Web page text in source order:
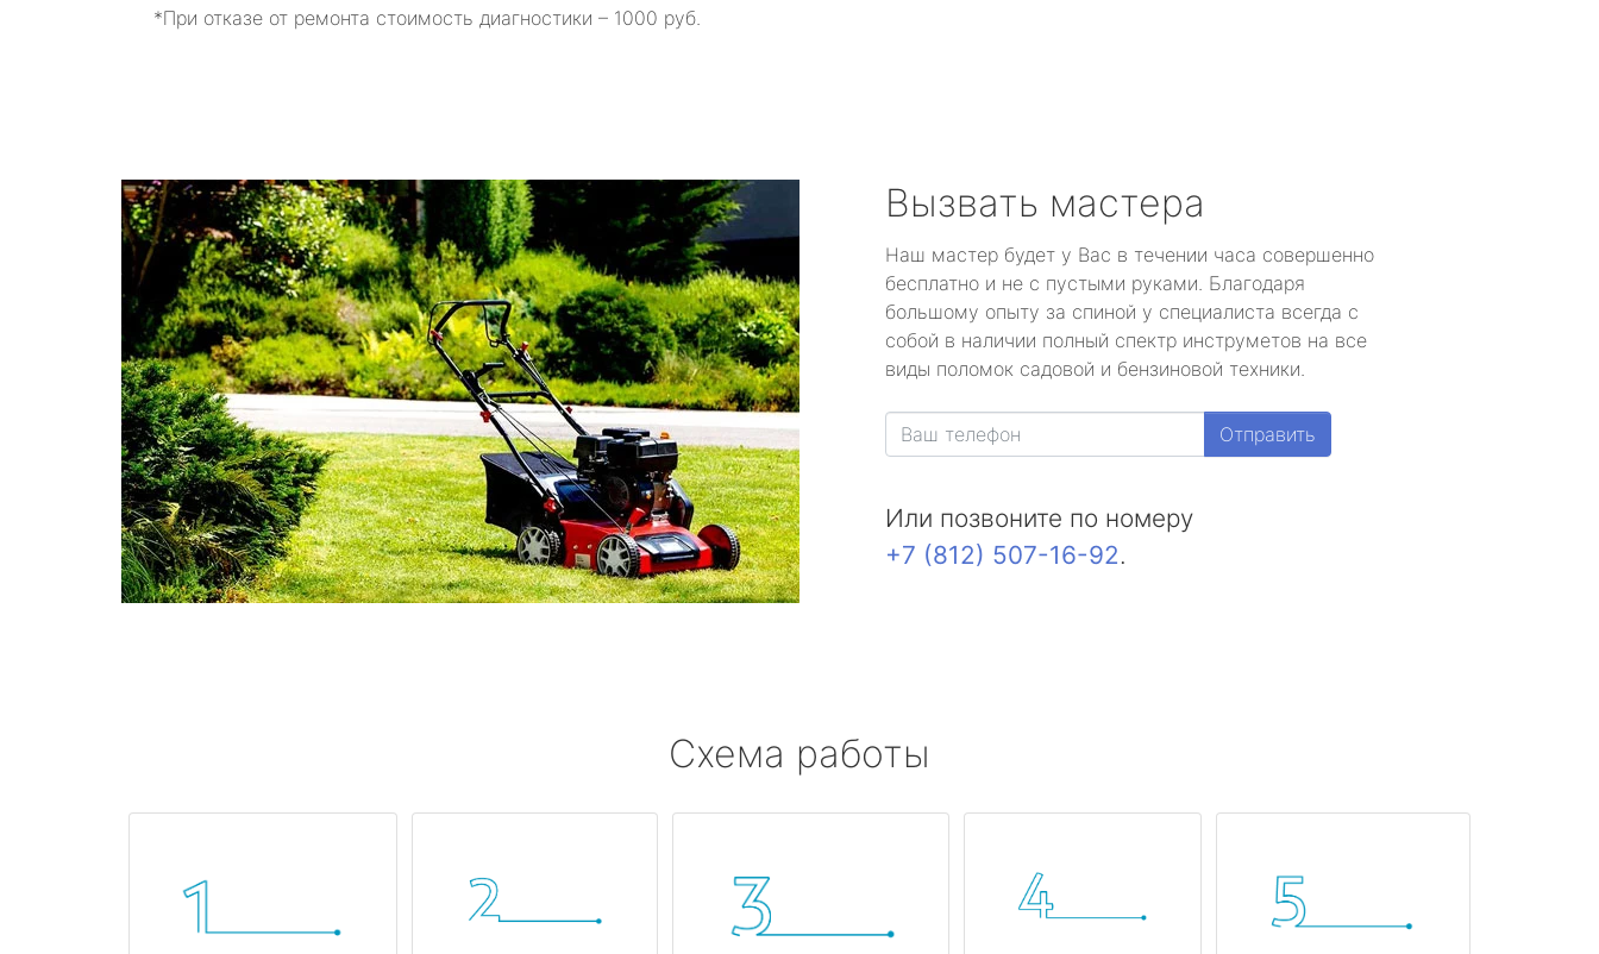
*При отказе от ремонта стоимость диагностики – 1000 руб.
Вызвать мастера
Наш мастер будет у Вас в течении часа совершенно
бесплатно и не с пустыми руками. Благодаря
большому опыту за спиной у специалиста всегда с
собой в наличии полный спектр инструметов на все
виды поломок садовой и бензиновой техники.
Отправить
Или позвоните по номеру
+7 (812) 507-16-92.
Схема работы